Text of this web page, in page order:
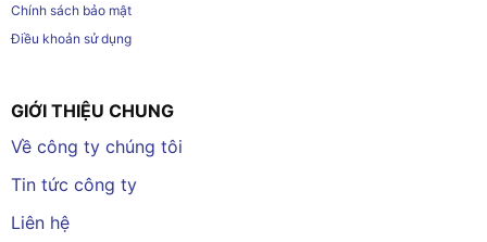
Chính sách bảo mật
Điều khoản sử dụng
GIỚI THIỆU CHUNG
Về công ty chúng tôi
Tin tức công ty
Liên hệ